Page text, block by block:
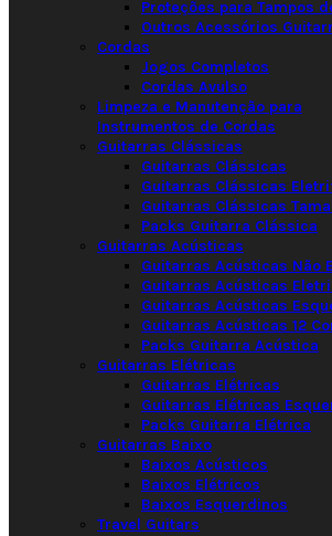
Proteções para Tampos
Outros Acessórios
Cordas
Jogos Completos
Cordas Avulso
Limpeza e Manutenção para
Instrumentos de Cordas
Guitarras Clássicas
Guitarras Clássicas
Guitarras Clássicas
Guitarras Clássicas
Packs Guitarra Clássica
Guitarras Acústicas
Guitarras Acústicas Não
Guitarras Acústicas
Guitarras Acústicas
Guitarras Acústicas 12
Packs Guitarra Acústica
Guitarras Elétricas
Guitarras Elétricas
Guitarras Elétricas
Packs Guitarra Elétrica
Guitarras Baixo
Baixos Acústicos
Baixos Elétricos
Baixos Esquerdinos
Travel Guitars